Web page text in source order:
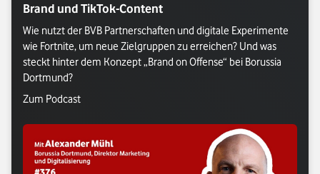
Brand und TikTok-Content
Wie nutzt der BVB Partnerschaften und digitale Experimente
wie Fortnite, um neue Zielgruppen zu erreichen? Und was
steckt hinter dem Konzept „Brand on Offense“ bei Borussia
Verlasse Vodafone Webseite: Zum Podcast
Zum Podcast